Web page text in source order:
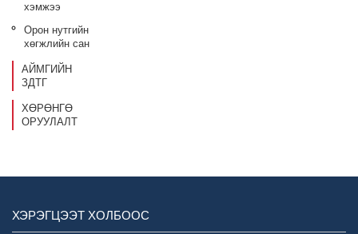
хэмжээ
Орон нутгийн
хөгжлийн сан
АЙМГИЙН
ЗДТГ
ХӨРӨНГӨ
ОРУУЛАЛТ
ХЭРЭГЦЭЭТ ХОЛБООС